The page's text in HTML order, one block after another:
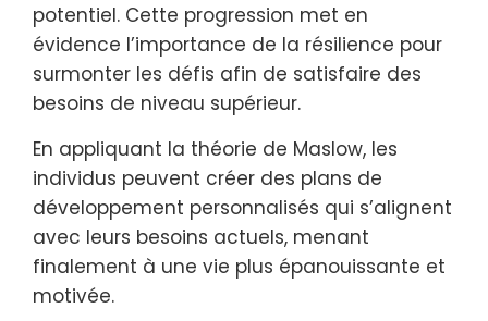
potentiel. Cette progression met en
évidence l’importance de la résilience pour
surmonter les défis afin de satisfaire des
besoins de niveau supérieur.
En appliquant la théorie de Maslow, les
individus peuvent créer des plans de
développement personnalisés qui s’alignent
avec leurs besoins actuels, menant
finalement à une vie plus épanouissante et
motivée.